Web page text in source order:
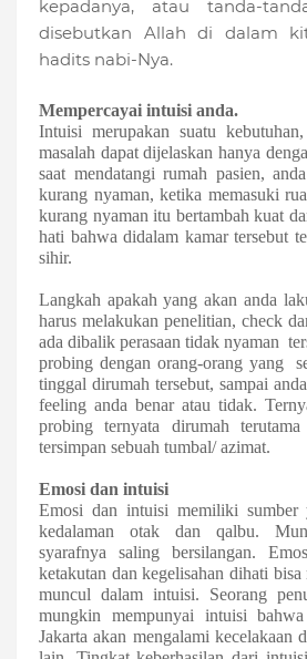
kepadanya, atau tanda-
disebutkan Allah di dalam
hadits nabi-Nya.
Mempercayai intuisi anda.
Intuisi merupakan suatu
masalah dapat dijelaskan hanya
saat mendatangi rumah pasien, anda
kurang nyaman, ketika memasuki
kurang nyaman itu bertambah kuat
hati bahwa didalam kamar tersebut
sihir.
Langkah apakah yang akan anda
harus melakukan penelitian, check
ada dibalik perasaan tidak nyaman
probing dengan orang-orang yang
tinggal dirumah tersebut, sampai
feeling anda benar atau tidak.
probing ternyata dirumah
tersimpan sebuah tumbal/ azimat.
Emosi dan intuisi
Emosi dan intuisi memiliki sumber
kedalaman otak dan qalbu.
syarafnya saling bersilangan.
ketakutan dan kegelisahan dihati bisa
muncul dalam intuisi. Seorang
mungkin mempunyai intuisi
Jakarta akan mengalami kecelakaan